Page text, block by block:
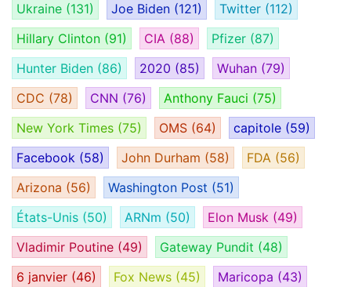
Ukraine (131) Joe Biden (121) Twitter (112)
Hillary Clinton (91) CIA (88) Pfizer (87)
Hunter Biden (86) 2020 (85) Wuhan (79)
CDC (78) CNN (76) Anthony Fauci (75)
New York Times (75) OMS (64) capitole (59)
Facebook (58) John Durham (58) FDA (56)
Arizona (56) Washington Post (51)
États-Unis (50) ARNm (50) Elon Musk (49)
Vladimir Poutine (49) Gateway Pundit (48)
6 janvier (46) Fox News (45) Maricopa (43)